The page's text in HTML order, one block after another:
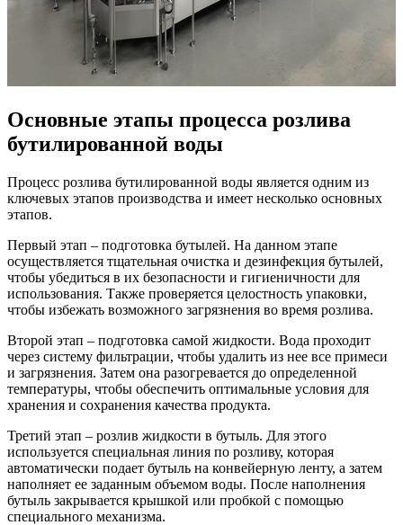
Основные этапы процесса розлива
бутилированной воды
Процесс розлива бутилированной воды является одним из
ключевых этапов производства и имеет несколько основных
этапов.
Первый этап – подготовка бутылей. На данном этапе
осуществляется тщательная очистка и дезинфекция бутылей,
чтобы убедиться в их безопасности и гигиеничности для
использования. Также проверяется целостность упаковки,
чтобы избежать возможного загрязнения во время розлива.
Второй этап – подготовка самой жидкости. Вода проходит
через систему фильтрации, чтобы удалить из нее все примеси
и загрязнения. Затем она разогревается до определенной
температуры, чтобы обеспечить оптимальные условия для
хранения и сохранения качества продукта.
Третий этап – розлив жидкости в бутыль. Для этого
используется специальная линия по розливу, которая
автоматически подает бутыль на конвейерную ленту, а затем
наполняет ее заданным объемом воды. После наполнения
бутыль закрывается крышкой или пробкой с помощью
специального механизма.